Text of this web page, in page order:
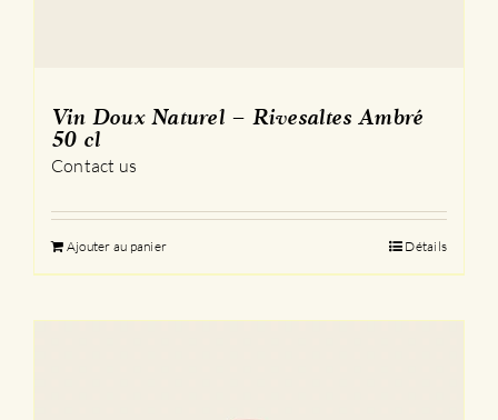
Vin Doux Naturel – Rivesaltes Ambré
50 cl
Contact us
Ajouter au panier Détails